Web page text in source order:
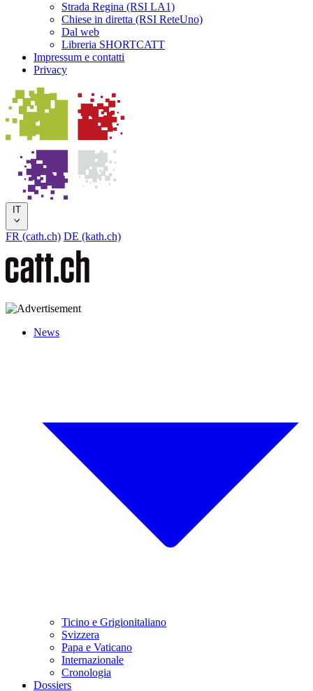
Strada Regina (RSI LA1)
Chiese in diretta (RSI ReteUno)
Dal web
Libreria SHORTCATT
Impressum e contatti
Privacy
IT
FR (cath.ch) DE (kath.ch)
News
Ticino e Grigionitaliano
Svizzera
Papa e Vaticano
Internazionale
Cronologia
Dossiers